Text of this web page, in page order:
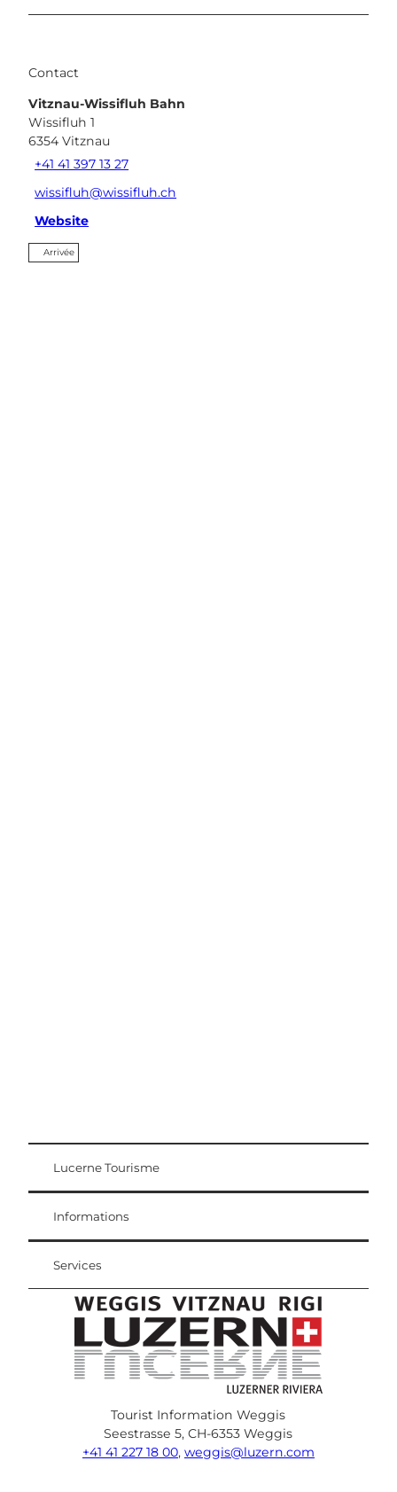
Contact
Vitznau-Wissifluh Bahn
Wissifluh 1
6354 Vitznau
+41 41 397 13 27
wissifluh@wissifluh.ch
Website
Arrivée
Carte d'hôte
Weggis Vitznau Rigi
Lucerne Tourisme
Informations
Services
Tourist Information Weggis
Seestrasse 5, CH-6353 Weggis
+41 41 227 18 00, weggis@luzern.com